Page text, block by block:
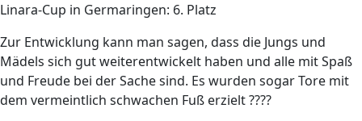
Linara-Cup in Germaringen: 6. Platz
Zur Entwicklung kann man sagen, dass die Jungs und
Mädels sich gut weiterentwickelt haben und alle mit Spaß
und Freude bei der Sache sind. Es wurden sogar Tore mit
dem vermeintlich schwachen Fuß erzielt ????